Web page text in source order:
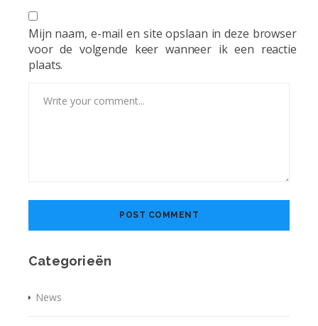
Mijn naam, e-mail en site opslaan in deze browser
voor de volgende keer wanneer ik een reactie
plaats.
Categorieën
News